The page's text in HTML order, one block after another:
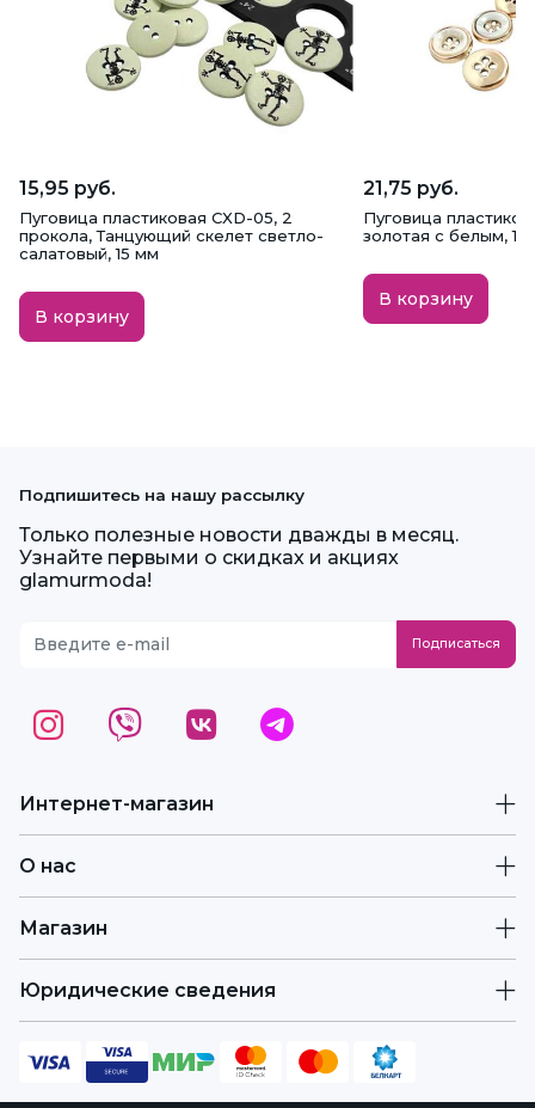
15,95 руб.
Пуговица пластиковая CXD-05, 2
прокола, Танцующий скелет светло-
салатовый, 15 мм
В корзину
21,75 руб.
Пуговица
золотая с белым,
В корзину
Интернет-магазин
О нас
Магазин
Юридические сведения
Подпишитесь на нашу рассылку
Только полезные новости дважды в месяц.
Узнайте первыми о скидках и акциях
glamurmoda!